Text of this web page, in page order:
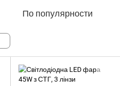
По популярности